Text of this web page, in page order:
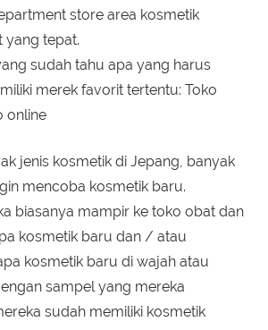
store area kosmetik
yang tepat.
sudah tahu apa yang harus
merek favorit tertentu: Toko
online
jenis kosmetik di Jepang, banyak
mencoba kosmetik baru.
biasanya mampir ke toko obat dan
kosmetik baru dan / atau
kosmetik baru di wajah atau
sampel yang mereka
sudah memiliki kosmetik